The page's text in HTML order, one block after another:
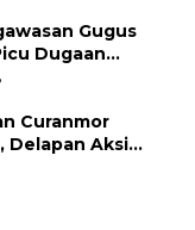
Gugus
Dugaan
Bale-Bale di
Curanmor
Delapan Aksi